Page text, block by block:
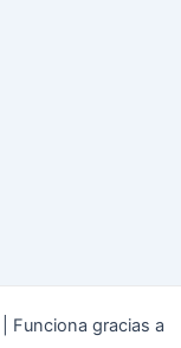
Funciona gracias a